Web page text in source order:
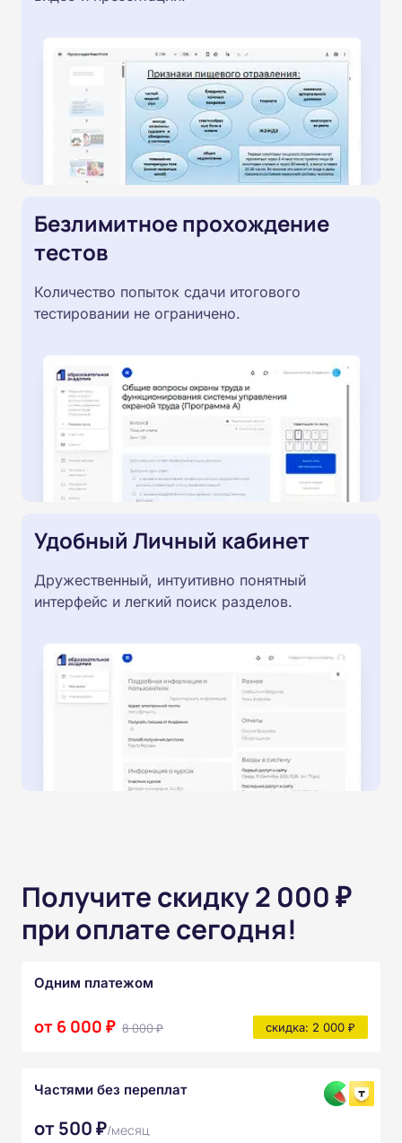
Безлимитное прохождение
тестов
Количество попыток сдачи итогового
тестировании не ограничено.
Удобный Личный кабинет
Дружественный, интуитивно понятный
интерфейс и легкий поиск разделов.
Получите скидку 2 000 ₽
при оплате сегодня!
Одним платежом
от 6 000 ₽ 8 000 ₽ скидка: 2 000 ₽
Частями без переплат
от 500 ₽/месяц